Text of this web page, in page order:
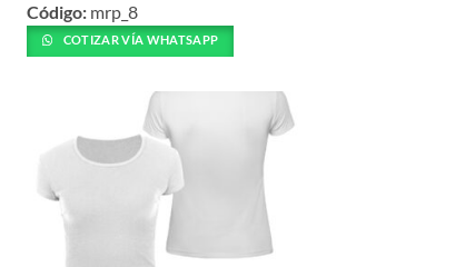
producto
tiene
opciones
pueden
elegir
Código: mrp_8
COTIZAR VÍA WHATSAPP